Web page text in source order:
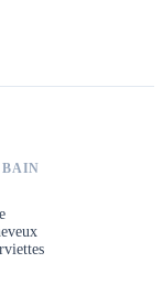
d'appoints en
plancha et
sur le parc et la
privé. Table de
BAIN